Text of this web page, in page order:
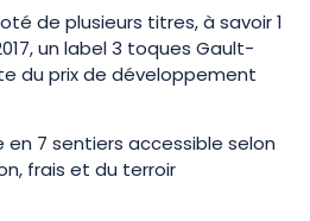
de plusieurs titres, à savoir 1
un label 3 toques Gault-
du prix de développement
en 7 sentiers accessible selon
frais et du terroir